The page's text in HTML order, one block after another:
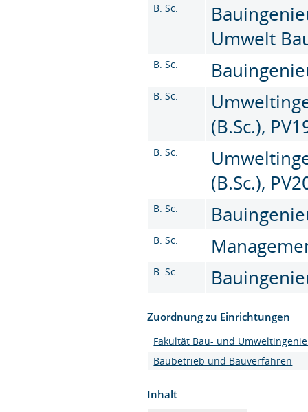
B. Sc.
Umwelt
B. Sc.
B. Sc.
(B.Sc.),
B. Sc.
(B.Sc.),
B. Sc.
B. Sc.
B. Sc.
Zuordnung zu Einrichtungen
Fakultät Bau- und
Baubetrieb und Bauverfahren
Inhalt